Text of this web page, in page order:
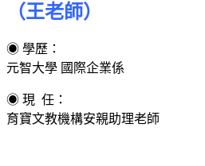
（王老師）
◉ 學歷：
元智大學 國際企業係
◉ 現 任：
育寶文教機構安親助理老師